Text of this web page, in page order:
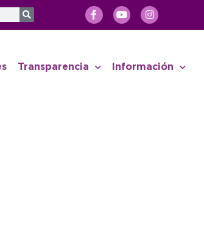
Transparencia Información